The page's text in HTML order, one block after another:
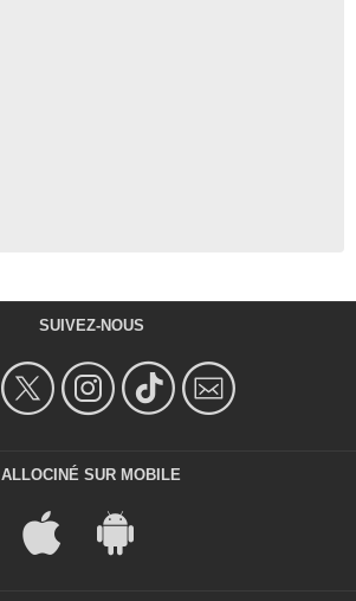
SUIVEZ-NOUS
ALLOCINÉ SUR MOBILE